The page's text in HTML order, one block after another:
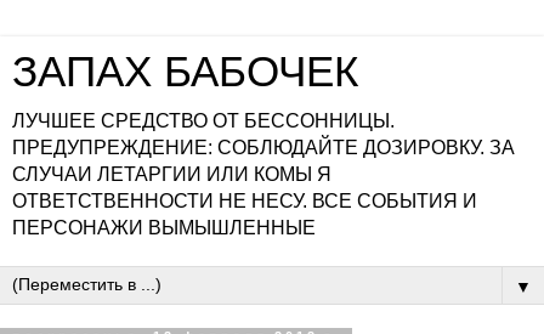
ЗАПАХ БАБОЧЕК
ЛУЧШЕЕ СРЕДСТВО ОТ БЕССОННИЦЫ.
ПРЕДУПРЕЖДЕНИЕ: СОБЛЮДАЙТЕ ДОЗИРОВКУ. ЗА
СЛУЧАИ ЛЕТАРГИИ ИЛИ КОМЫ Я
ОТВЕТСТВЕННОСТИ НЕ НЕСУ. ВСЕ СОБЫТИЯ И
ПЕРСОНАЖИ ВЫМЫШЛЕННЫЕ
▼